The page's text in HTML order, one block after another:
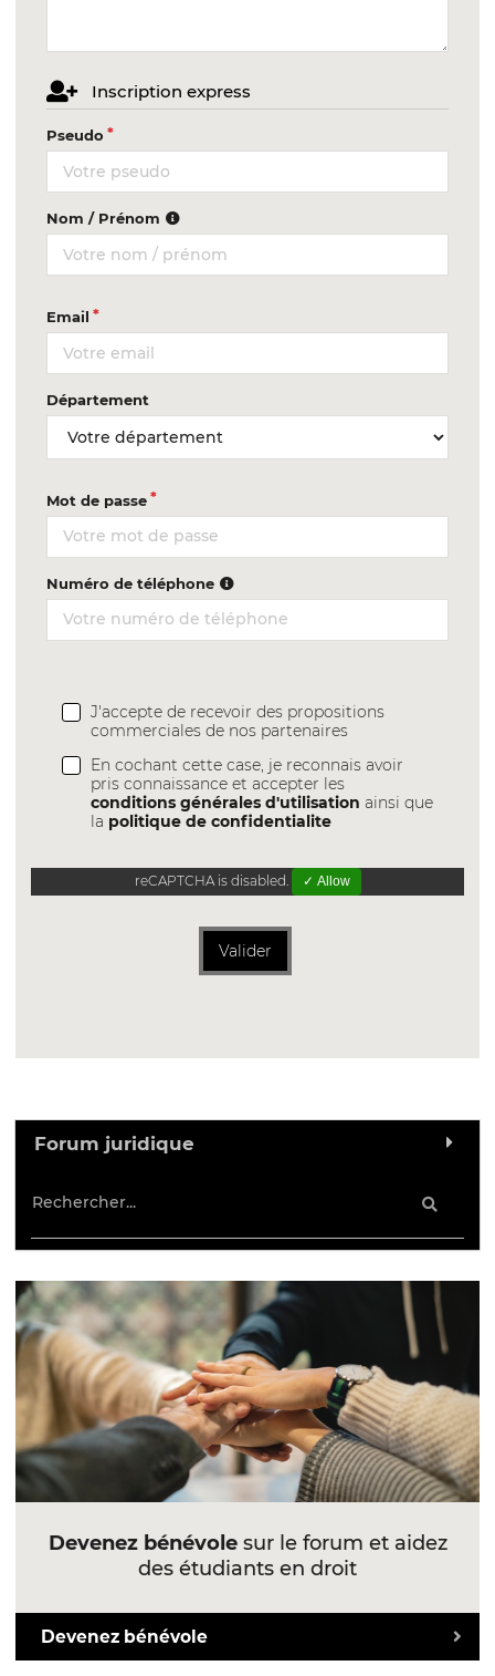
Inscription express
Pseudo
Nom / Prénom
Email
Département
Mot de passe
Numéro de téléphone
J'accepte de recevoir des propositions
commerciales de nos partenaires
En cochant cette case, je reconnais avoir
pris connaissance et accepter les
conditions générales d'utilisation ainsi que
la politique de confidentialite
reCAPTCHA is disabled. ✓ Allow
Valider
Forum juridique
Devenez bénévolesur le forum et aidez
des étudiants en droit
Devenez bénévole